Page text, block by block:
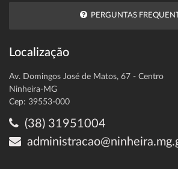
PERGUNTAS
Localização
Av. Domingos José de Matos, 67 - Centro
Ninheira-MG
Cep: 39553-000
(38) 31951004